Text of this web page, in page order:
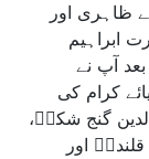
ظاہری اور
ابراہیم
آپ نے
کرام کی
گنج شکرؒ،
اور